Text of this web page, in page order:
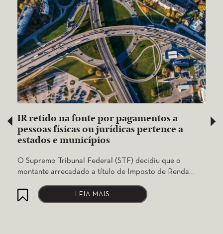
IR retido na fonte por pagamentos a
pessoas físicas ou jurídicas pertence a
estados e municípios
O Supremo Tribunal Federal (STF) decidiu que o
montante arrecadado a título de Imposto de Renda…
LEIA MAIS